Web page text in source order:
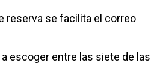
reserva se facilita el correo
escoger entre las siete de